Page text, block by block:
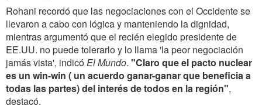
Rohani recordó que las negociaciones con el Occidente se
llevaron a cabo con lógica y manteniendo la dignidad,
mientras argumentó que el recién elegido presidente de
EE.UU. no puede tolerarlo y lo llama 'la peor negociación
jamás vista', indicóEl Mundo. "Claro que el pacto nuclear
es un win-win ( un acuerdo ganar-ganar que beneficia a
todas las partes) del interés de todos en la región",
destacó.